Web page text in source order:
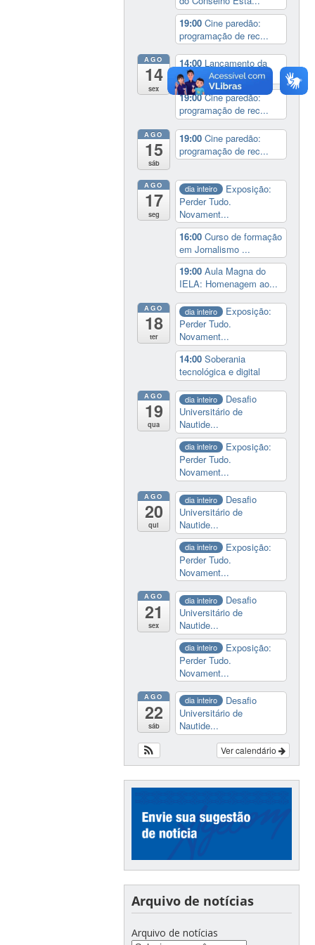
19:00Cine paredão:
programação de rec...
AGO
14
sex
14:00 Lançamento da
cinebiografia de D...
19:00Cine paredão:
programação de rec...
AGO
15
sáb
19:00Cine paredão:
programação de rec...
AGO
17
seg
dia inteiro
Exposição:
Perder Tudo.
Novament...
16:00Curso de formação
em Jornalismo ...
19:00Aula Magna do
IELA: Homenagem ao...
AGO
18
ter
dia inteiro
Exposição:
Perder Tudo.
Novament...
14:00Soberania
tecnológica e digital
AGO
19
qua
dia inteiro
Desafio
Universitário de
Nautide...
dia inteiro
Exposição:
Perder Tudo.
Novament...
AGO
20
qui
dia inteiro
Desafio
Universitário de
Nautide...
dia inteiro
Exposição:
Perder Tudo.
Novament...
AGO
21
sex
dia inteiro
Desafio
Universitário de
Nautide...
dia inteiro
Exposição:
Perder Tudo.
Novament...
AGO
22
sáb
dia inteiro
Desafio
Universitário de
Nautide...
Ver calendário
Arquivo de notícias
Arquivo de notícias